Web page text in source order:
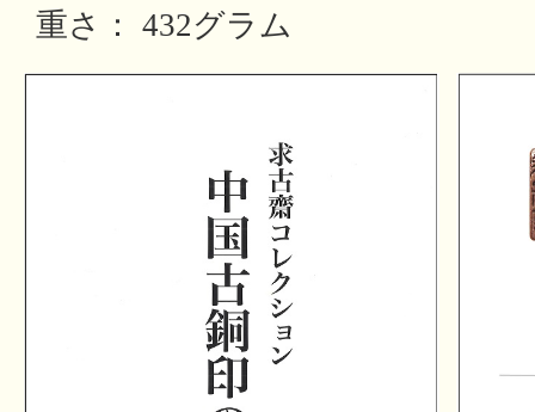
重さ： 432グラム